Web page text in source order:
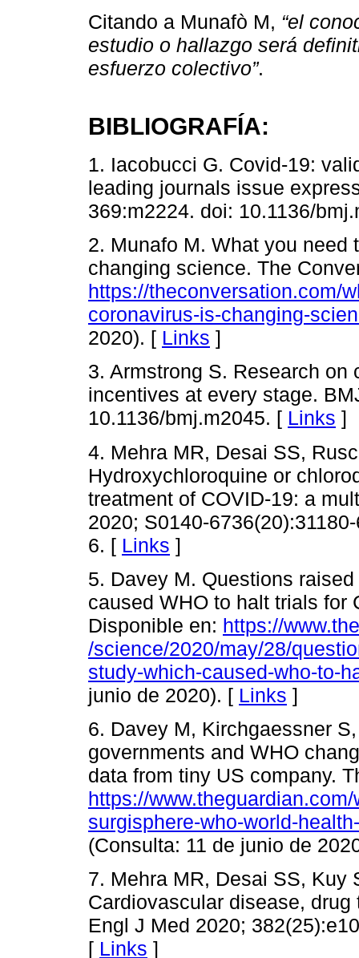
Citando a Munafò M, “el
estudio o hallazgo será
esfuerzo colectivo”.
BIBLIOGRAFÍA:
1. Iacobucci G. Covid-19:
leading journals issue
369:m2224. doi: 10.1136/
2. Munafo M. What you need
changing science. The
https://theconversation.com/
coronavirus-is-changing-
2020). [ Links ]
3. Armstrong S. Research
incentives at every stage.
10.1136/bmj.m2045. [ Links ]
4. Mehra MR, Desai SS,
Hydroxychloroquine or
treatment of COVID-19: a
2020; S0140-
6. [ Links ]
5. Davey M. Questions
caused WHO to halt trials for
Disponible en: https://
/science/2020/may/28/
study-which-caused-who-to-
junio de 2020). [ Links ]
6. Davey M, Kirchgaessner
governments and WHO
data from tiny US company.
https://
surgisphere-who-world-
(Consulta: 11 de junio de
7. Mehra MR, Desai SS, Kuy
Cardiovascular disease,
Engl J Med 2020;
[ Links ]